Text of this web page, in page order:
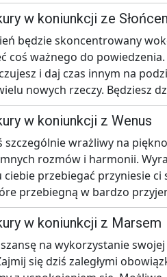
w koniunkcji ze
będzie skoncentrowany
coś ważnego do
i daj czas innym na
nowych rzeczy. Będziesz
w koniunkcji z Wenus
szczególnie wrażliwy na
rozmów i harmonii.
ciebie przebiegać przyniesie
przebiegną w bardzo
w koniunkcji z Marsem
na wykorzystanie
się dziś zaległymi